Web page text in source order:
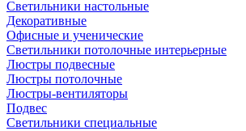
Светильники настольные
Декоративные
Офисные и ученические
Светильники потолочные интерьерные
Люстры подвесные
Люстры потолочные
Люстры-вентиляторы
Подвес
Светильники специальные